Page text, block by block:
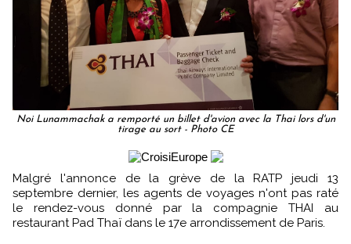
Noi Lunammachak a remporté un billet d'avion avec la Thai lors d'un
tirage au sort - Photo CE
Malgré l'annonce de la grève de la RATP jeudi 13
septembre dernier, les agents de voyages n'ont pas raté
le rendez-vous donné par la compagnie THAI au
restaurant Pad Thaï dans le 17e arrondissement de Paris.